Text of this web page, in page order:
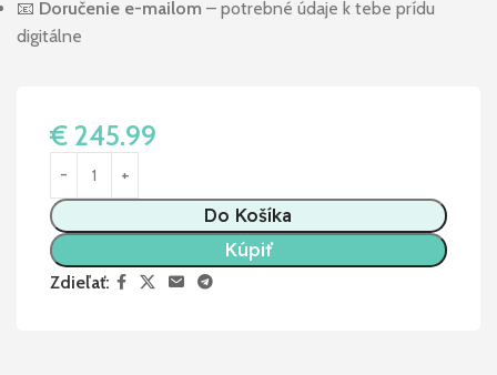
📧 Doručenie e-mailom – potrebné údaje k tebe prídu
digitálne
€ 245.99
Do Košíka
Kúpiť
Zdieľať: